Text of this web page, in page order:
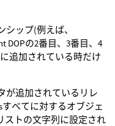
ップ(例えば、
DOPの2番目、3番目、4
追加されている時だけ
が追加されているリレ
べてに対するオブジェ
ストの文字列に設定され